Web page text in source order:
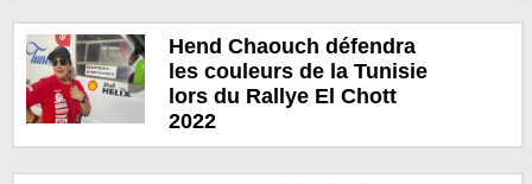
Hend Chaouch défendra
les couleurs de la Tunisie
lors du Rallye El Chott
2022